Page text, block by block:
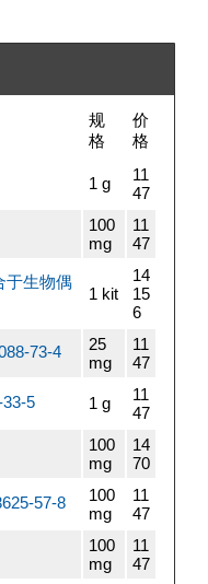
规
格
价
格
1 g
11
47
100
mg
11
47
于生物偶
1 kit
14
15
6
73-4
25
mg
11
47
5 1 g
11
47
100
mg
14
70
57-8
100
mg
11
47
100
mg
11
47